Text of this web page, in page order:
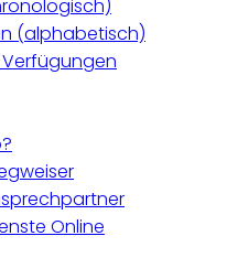
(alphabetisch)
Online